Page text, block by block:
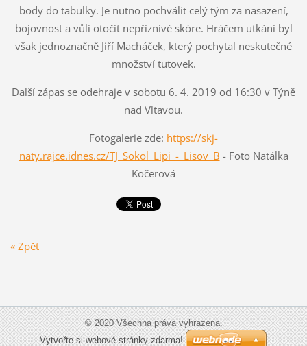
body do tabulky. Je nutno pochválit celý tým za nasazení,
bojovnost a vůli otočit nepříznivé skóre. Hráčem utkání byl
však jednoznačně Jiří Macháček, který pochytal neskutečné
množství tutovek.
Další zápas se odehraje v sobotu 6. 4. 2019 od 16:30 v Týně
nad Vltavou.
Fotogalerie zde: https://skj-
naty.rajce.idnes.cz/TJ_Sokol_Lipi_-_Lisov_B - Foto Natálka
Kočerová
« Zpět
© 2020 Všechna práva vyhrazena.
Vytvořte si webové stránky zdarma!